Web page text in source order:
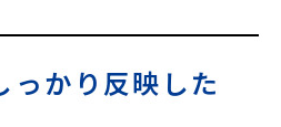
かり反映した